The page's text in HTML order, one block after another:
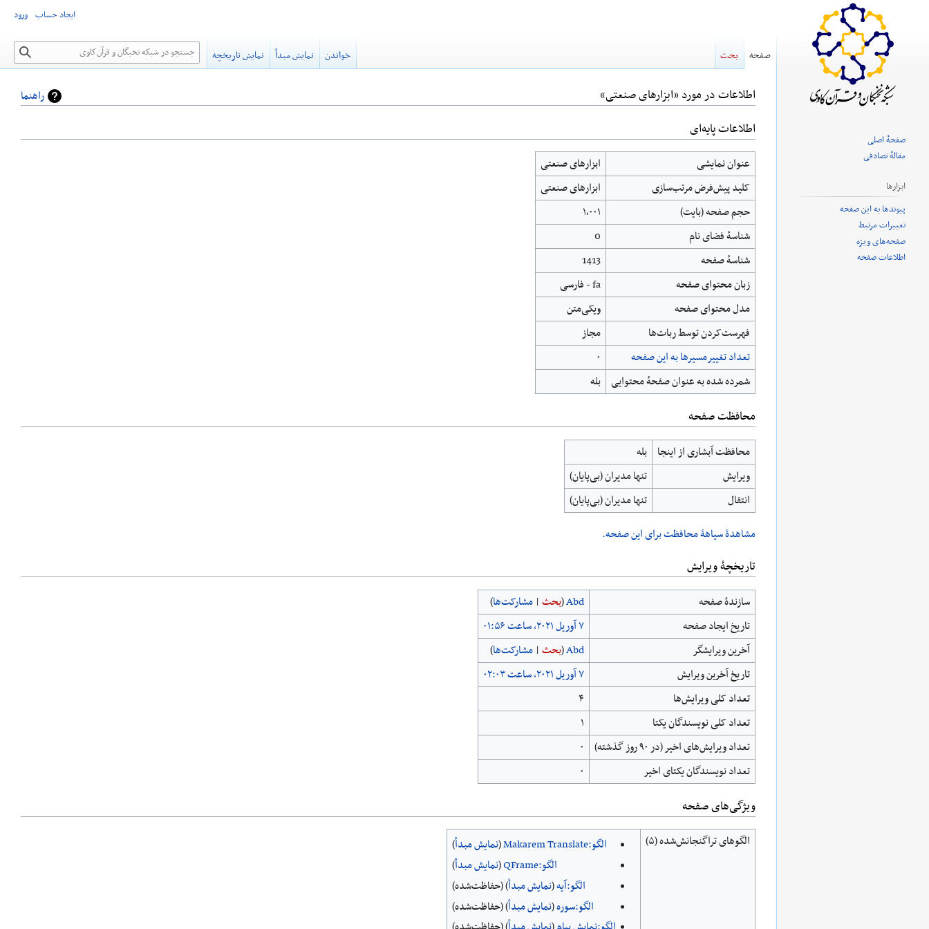
راهنما اطلاعات در مورد «ابزارهای صنعتی»
پرش
به
ناوبری
پرش
به
جستجو
اطلاعات پایه‌ای
عنوان نمایشی
ابزارهای صنعتی
کلید پیش‌فرض مرتب‌سازی
ابزارهای صنعتی
حجم صفحه (بایت)
۱٬۰۰۱
شناسهٔ فضای نام
0
شناسهٔ صفحه
1413
زبان محتوای صفحه
fa - فارسی
مدل محتوای صفحه
ویکی‌متن
‌فهرست‌کردن توسط ربات‌ها
مجاز
تعداد تغییرمسیرها به این صفحه
۰
شمرده شده به عنوان صفحهٔ محتوایی بله
محافظت صفحه
محافظت آبشاری از اینجا
بله
ویرایش
تنها مدیران (بی‌پایان)
انتقال
تنها مدیران (بی‌پایان)
مشاهدۀ سیاهۀ محافظت برای این صفحه.
تاریخچۀ ویرایش
سازندۀ صفحه Abd
(بحث | مشارکت‌ها)
تاریخ ایجاد صفحه
آخرین ویرایشگر
Abd
(بحث | مشارکت‌ها)
تاریخ آخرین ویرایش
تعداد کلی ویرایش‌ها
۴
تعداد کلی نویسندگان یکتا
۱
تعداد ویرایش‌های اخیر (در ۹۰ روز گذشته)
۰
تعداد نویسندگان یکتای اخیر
۰
ويژگی‌های صفحه
الگوهای تراگنجانش‌شده (۵) الگو:Makarem Translate (نمایش مبدأ)
الگو:QFrame
(نمایش مبدأ)
الگو:آیه(نمایش مبدأ) (حفاظت‌شده)
الگو:سوره(نمایش مبدأ) (حفاظت‌شده)
ایجاد حساب ورود
صفحه بحث خواندن نمایش مبدأ نمایش تاریخچه جستجو
صفحهٔ اصلی
مقالهٔ تصادفی
ابزارها
پیوندها به این صفحه
تغییرات مرتبط
صفحه‌های ویژه
اطلاعات صفحه